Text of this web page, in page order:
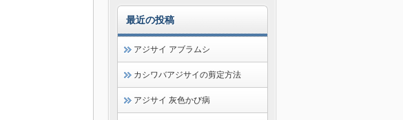
最近の投稿
アジサイ アブラムシ
カシワバアジサイの剪定方法
アジサイ 灰色かび病